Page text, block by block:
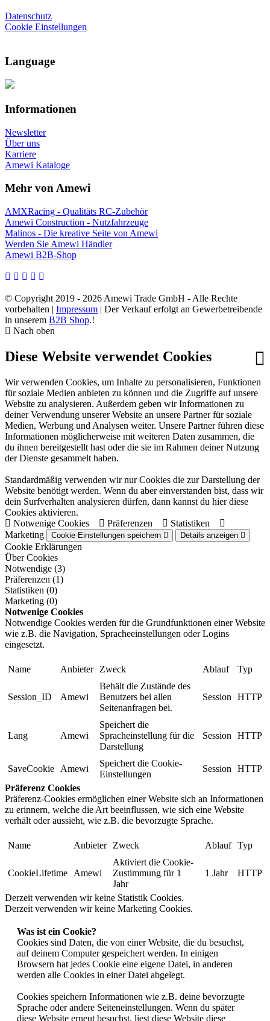
Datenschutz
Cookie Einstellungen
Language
Informationen
Newsletter
Über uns
Karriere
Amewi Kataloge
Mehr von Amewi
AMXRacing - Qualitäts RC-Zubehör
Amewi Construction - Nutzfahrzeuge
Malinos - Die kreative Seite von Amewi
Werden Sie Amewi Händler
Amewi B2B-Shop
© Copyright 2019 - 2026 Amewi Trade GmbH - Alle Rechte
vorbehalten | Impressum | Der Verkauf erfolgt an Gewerbetreibende
in unserem B2B Shop.!
Nach oben
Diese Website verwendet Cookies
Wir verwenden Cookies, um Inhalte zu personalisieren, Funktionen
für soziale Medien anbieten zu können und die Zugriffe auf unsere
Website zu analysieren. Außerdem geben wir Informationen zu
deiner Verwendung unserer Website an unsere Partner für soziale
Medien, Werbung und Analysen weiter. Unsere Partner führen diese
Informationen möglicherweise mit weiteren Daten zusammen, die
du ihnen bereitgestellt hast oder die sie im Rahmen deiner Nutzung
der Dienste gesammelt haben.
Standardmäßig verwenden wir nur Cookies die zur Darstellung der
Website benötigt werden. Wenn du aber einverstanden bist, dass wir
dein Surfverhalten analysieren dürfen, dann kannst du hier diese
Cookies aktivieren.
Notwenige Cookies
Präferenzen
Statistiken
Marketing
Cookie Einstellungen speichern Details anzeigen
Cookie Erklärungen
Über Cookies
Notwendige (3)
Präferenzen (1)
Statistiken (0)
Marketing (0)
Notwenige Cookies
Notwendige Cookies werden für die Grundfunktionen einer Website
wie z.B. die Navigation, Spracheeinstellungen oder Logins
eingesetzt.
Name Anbieter Zweck Ablauf Typ
Session_ID Amewi
Behält die Zustände des
Benutzers bei allen
Seitenanfragen bei.
Session HTTP
Lang Amewi
Speichert die
Spracheinstellung für die
Darstellung
Session HTTP
SaveCookie Amewi
Speichert die Cookie-
Einstellungen
Session
HTTP
Präferenz Cookies
Präferenz-Cookies ermöglichen einer Website sich an Informationen
zu erinnern, welche die Art beeinflussen, wie sich eine Website
verhält oder aussieht, wie z.B. die bevorzugte Sprache.
Name Anbieter Zweck Ablauf Typ
CookieLifetime Amewi
Aktiviert die Cookie-
Zustimmung für 1
Jahr
1 Jahr HTTP
Derzeit verwenden wir keine Statistik Cookies.
Derzeit verwenden wir keine Marketing Cookies.
Was ist ein Cookie?
Cookies sind Daten, die von einer Website, die du besuchst,
auf deinem Computer gespeichert werden. In einigen
Browsern hat jedes Cookie eine eigene Datei, in anderen
werden alle Cookies in einer Datei abgelegt.
Cookies speichern Informationen wie z.B. deine bevorzugte
Sprache oder andere Seiteneinstellungen. Wenn du später
diese Website erneut besuchst, liest diese Website diese